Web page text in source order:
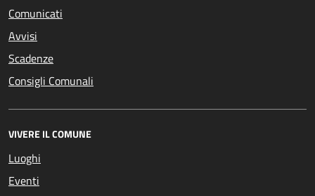
Comunicati
Avvisi
Scadenze
Consigli Comunali
VIVERE IL COMUNE
Luoghi
Eventi